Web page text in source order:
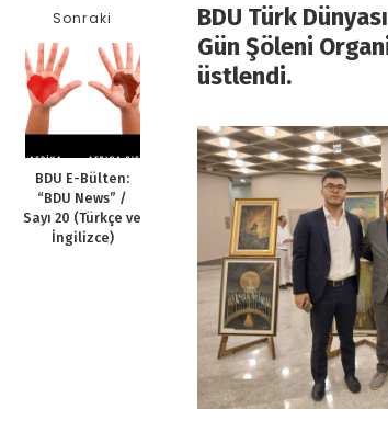
Sonraki
BDU E-Bülten:
“BDU News” /
Sayı 20 (Türkçe ve
İngilizce)
BDU Türk
Gün Şöleni
üstlendi.